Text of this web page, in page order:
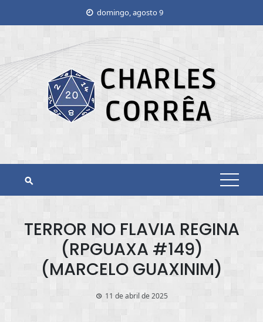
domingo, agosto 9
TERROR NO FLAVIA REGINA
(RPGUAXA #149)
(MARCELO GUAXINIM)
11 de abril de 2025